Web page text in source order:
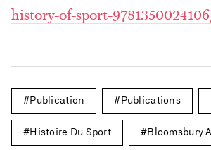
history-of-sport-
Publication Publications
Histoire Du Sport Bloomsbury